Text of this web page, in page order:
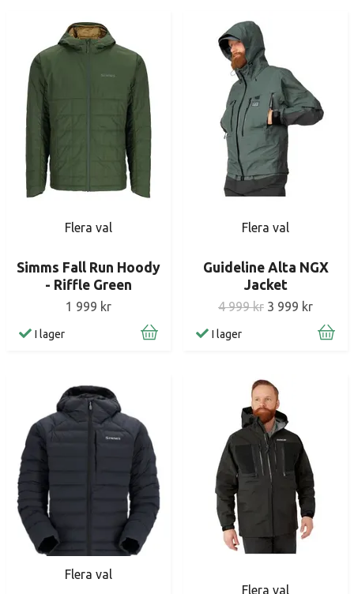
Flera val
Simms Fall Run Hoody
- Riffle Green
1 999 kr
I lager
Flera val
Guideline Alta NGX
Jacket
4 999 kr 3 999 kr
I lager
Flera val
Flera val